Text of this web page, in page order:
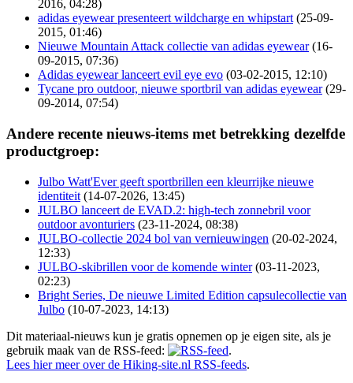
2016, 04:28)
adidas eyewear presenteert wildcharge en whipstart (25-09-
2015, 01:46)
Nieuwe Mountain Attack collectie van adidas eyewear (16-
09-2015, 07:36)
Adidas eyewear lanceert evil eye evo (03-02-2015, 12:10)
Tycane pro outdoor, nieuwe sportbril van adidas eyewear (29-
09-2014, 07:54)
Andere recente nieuws-items met betrekking dezelfde
productgroep:
Julbo Watt'Ever geeft sportbrillen een kleurrijke nieuwe
identiteit (14-07-2026, 13:45)
JULBO lanceert de EVAD.2: high-tech zonnebril voor
outdoor avonturiers (23-11-2024, 08:38)
JULBO-collectie 2024 bol van vernieuwingen (20-02-2024,
12:33)
JULBO-skibrillen voor de komende winter (03-11-2023,
02:23)
Bright Series, De nieuwe Limited Edition capsulecollectie van
Julbo (10-07-2023, 14:13)
Dit materiaal-nieuws kun je gratis opnemen op je eigen site, als je
gebruik maak van de RSS-feed:
.
Lees hier meer over de Hiking-site.nl RSS-feeds.